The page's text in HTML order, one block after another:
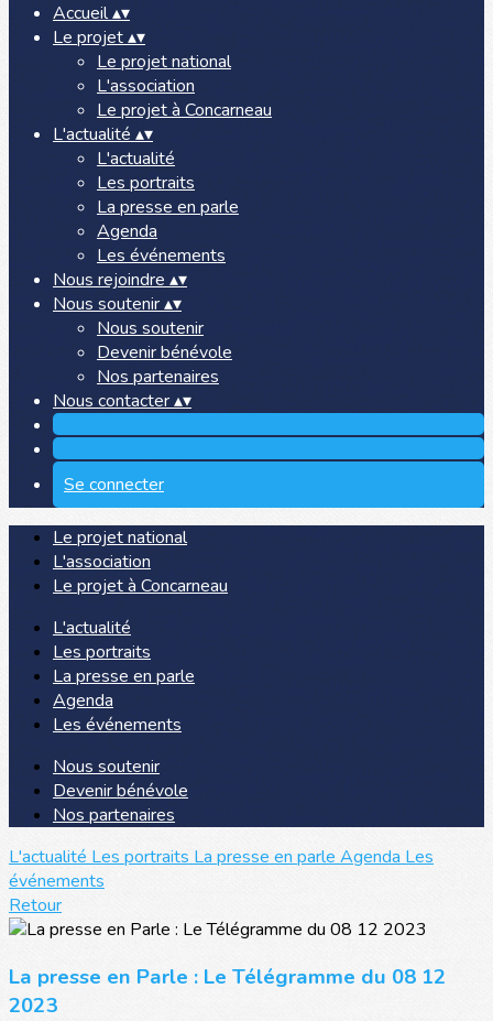
Accueil▴▾
Le projet▴▾
Le projet national
L'association
Le projet à Concarneau
L'actualité ▴▾
L'actualité
Les portraits
La presse en parle
Agenda
Les événements
Nous rejoindre ▴▾
Nous soutenir▴▾
Nous soutenir
Devenir bénévole
Nos partenaires
Nous contacter▴▾
Se connecter
Le projet national
L'association
Le projet à Concarneau
L'actualité
Les portraits
La presse en parle
Agenda
Les événements
Nous soutenir
Devenir bénévole
Nos partenaires
L'actualité Les portraits La presse en parle Agenda Les
événements
Retour
La presse en Parle : Le Télégramme du 08 12
2023